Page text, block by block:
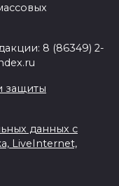
8 (86349) 2-
защиты
данных с
LiveInternet,